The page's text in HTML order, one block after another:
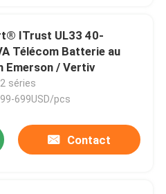
ITrust UL33 40-
Télécom Batterie au
Emerson / Vertiv
séries
699USD/pcs
Contact